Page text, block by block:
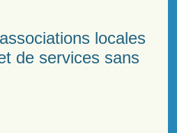
locales
de services sans